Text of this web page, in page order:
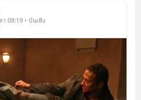
08:19 • บันเทิง